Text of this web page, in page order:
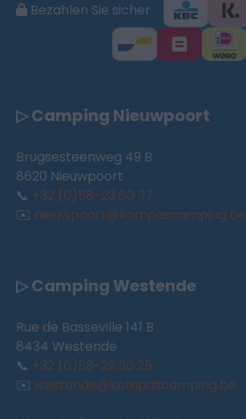
Bezahlen Sie sicher
▷ Camping Nieuwpoort
Brugsesteenweg 49 B
8620 Nieuwpoort
📞 +32 (0)58-23 60 37
✉️ nieuwpoort@kompascamping.be
▷ Camping Westende
Rue de Basseville 141 B
8434 Westende
📞 +32 (0)58-22 30 25
✉️ westende@kompascamping.be